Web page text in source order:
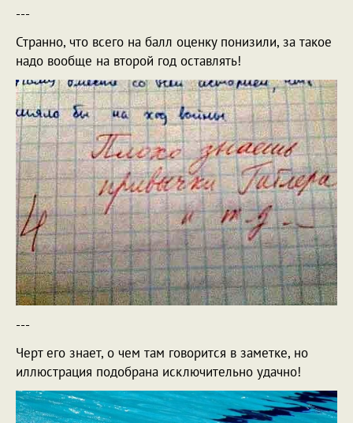
---
Странно, что всего на балл оценку понизили, за такое
надо вообще на второй год оставлять!
---
Черт его знает, о чем там говорится в заметке, но
иллюстрация подобрана исключительно удачно!